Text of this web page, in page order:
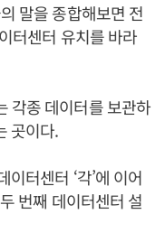
말을 종합해보면 전
터센터 유치를 바라
각종 데이터를 보관하
곳이다.
터센터 ‘각’에 이어
번째 데이터센터 설